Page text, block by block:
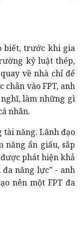
biết, trước khi gia
kỷ luật thép,
về nhà chỉ để
vào FPT, anh
làm những gì
nhân.
tài năng. Lãnh đạo
năng ẩn giấu, sắp
phát hiện khả
năng lực” - anh
nên một FPT đa